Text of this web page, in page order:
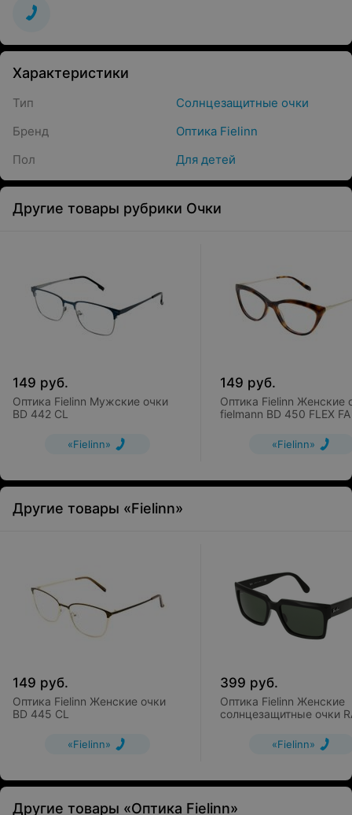
Характеристики
Тип
Солнцезащитные очки
Бренд
Оптика Fielinn
Пол
Для детей
Другие товары рубрики Очки
149 руб.
Оптика Fielinn Мужские очки
BD 442 CL
«Fielinn»
149 руб.
Оптика Fielinn Женские
fielmann BD 450 FLEX FA
«Fielinn»
Другие товары «Fielinn»
149 руб.
Оптика Fielinn Женские очки
BD 445 CL
«Fielinn»
399 руб.
Оптика Fielinn Женские
солнцезащитные очки
«Fielinn»
Другие товары «Оптика Fielinn»